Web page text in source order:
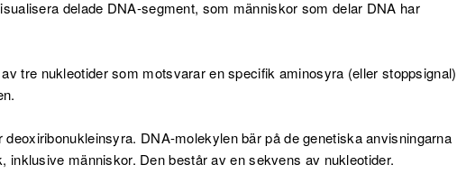
delade DNA-segment, som människor som delar DNA har
tre nukleotider som motsvarar en specifik aminosyra (eller stoppsignal)
deoxiribonukleinsyra. DNA-molekylen bär på de genetiska anvisningarna
inklusive människor. Den består av en sekvens av nukleotider.